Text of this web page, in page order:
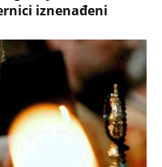
iznenađeni